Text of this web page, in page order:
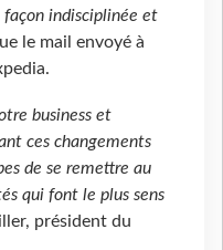
façon indisciplinée et
le mail envoyé à
business et
ces changements
de se remettre au
qui font le plus sens
président du